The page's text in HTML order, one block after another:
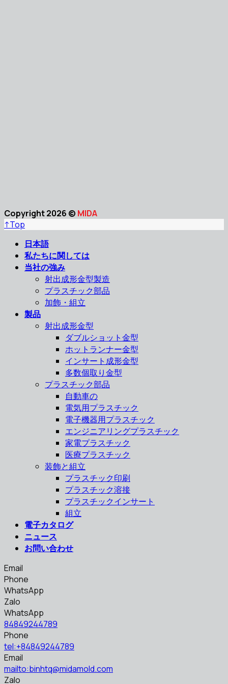
Copyright 2026 © MIDA
↑Top
日本語
私たちに関しては
当社の強み
射出成形金型製造
プラスチック部品
加飾・組立
製品
射出成形金型
ダブルショット金型
ホットランナー金型
インサート成形金型
多数個取り金型
プラスチック部品
自動車の
電気用プラスチック
電子機器用プラスチック
エンジニアリングプラスチック
家電プラスチック
医療プラスチック
装飾と組立
プラスチック印刷
プラスチック溶接
プラスチックインサート
組立
電子カタログ
ニュース
お問い合わせ
Email
Phone
WhatsApp
Zalo
WhatsApp
84849244789
Phone
tel:+84849244789
Email
mailto:binhtq@midamold.com
Zalo